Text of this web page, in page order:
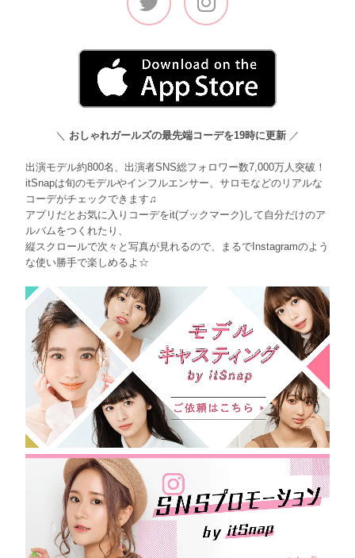
＼ おしゃれガールズの最先端コーデを19時に更新 ／
出演モデル約800名、出演者SNS総フォロワー数7,000万人突破！
itSnapは旬のモデルやインフルエンサー、サロモなどのリアルな
コーデがチェックできます♫
アプリだとお気に入りコーデをit(ブックマーク)して自分だけのア
ルバムをつくれたり、
縦スクロールで次々と写真が見れるので、まるでInstagramのよう
な使い勝手で楽しめるよ☆